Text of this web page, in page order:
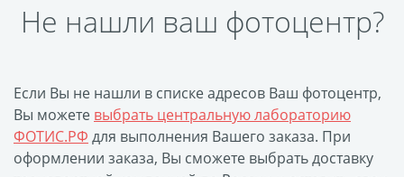
Фоторамки
Фотообложка для
Фотообложка для
свидетельства
Фототетради и
блокноты
Не нашли ваш фотоцентр?
Если Вы не нашли в списке адресов Ваш фотоцентр,
Вы можете выбрать центральную лабораторию
ФОТИС.РФ для выполнения Вашего заказа. При
оформлении заказа, Вы сможете выбрать доставку